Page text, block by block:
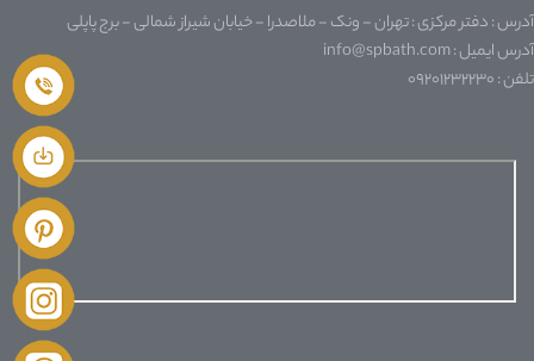
آدرس : دفتر مرکزی : تهران - ونک - ملاصدرا - خیابان شیراز شمالی - برج پاپلی
آدرس ایمیل : info@spbath.com
تلفن : ۰۹۲۰۱۲۳۲۲۳۰